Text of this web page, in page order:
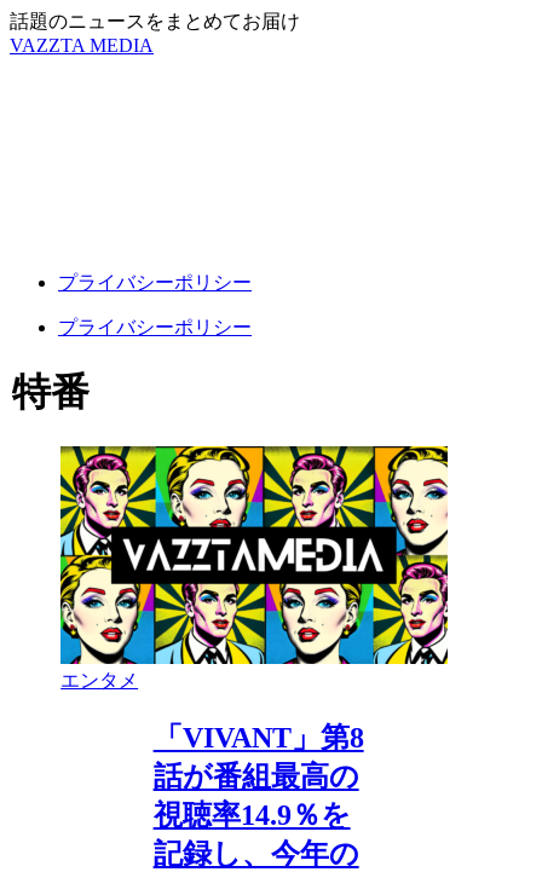
話題のニュースをまとめてお届け
VAZZTA MEDIA
プライバシーポリシー
プライバシーポリシー
特番
エンタメ
「VIVANT」第8
話が番組最高の
視聴率14.9％を
記録し、今年の